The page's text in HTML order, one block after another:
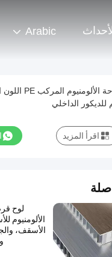
Arabic
للديكور الداخلي
اقرأ المزيد
لوح
الألومنيوم
الأسقف،